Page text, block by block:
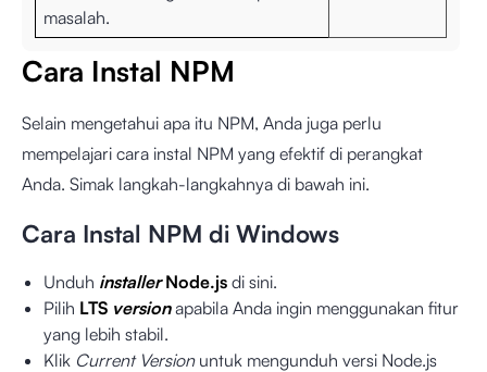
masalah.
Cara Instal NPM
Selain mengetahui apa itu NPM, Anda juga perlu
mempelajari cara instal NPM yang efektif di perangkat
Anda. Simak langkah-langkahnya di bawah ini.
Cara Instal NPM di Windows
Unduh installerNode.js di sini.
Pilih LTS version apabila Anda ingin menggunakan fitur
yang lebih stabil.
Klik Current Version untuk mengunduh versi Node.js